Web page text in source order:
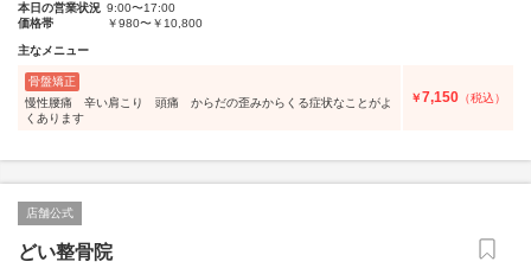
本日の営業状況 9:00〜17:00
価格帯
￥980〜￥10,800
主なメニュー
骨盤矯正
慢性腰痛 辛い肩こり 頭痛 からだの歪みからくる症状なことがよ
くあります
￥7,150 （税込）
店舗公式
どい整骨院